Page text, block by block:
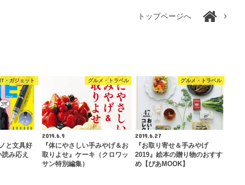
トップページへ
IT・ガジェット
と文具好
み応え
グルメ・トラベル
2019.6.9
『体にやさしい手みやげ＆お
取りよせ』ケーキ（クロワッ
サン特別編集）
グルメ・トラベル
2019.6.27
『お取り寄せ＆手みやげ
2019』絵本の贈り物のおすす
め【ぴあMOOK】